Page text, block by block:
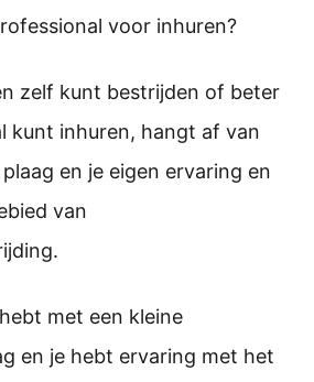
voor inhuren?
zelf kunt bestrijden of beter
kunt inhuren, hangt af van
en je eigen ervaring en
van
met een kleine
en je hebt ervaring met het